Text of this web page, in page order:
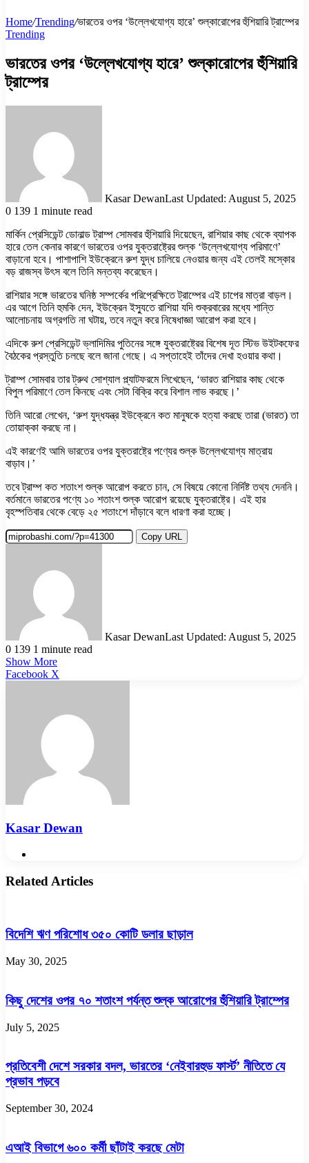
Home/Trending/ভারতের ওপর ‘উল্লেখযোগ্য হারে’ শুল্কারোপের হুঁশিয়ারি ট্রাম্পের
Trending
ভারতের ওপর ‘উল্লেখযোগ্য হারে’ শুল্কারোপের হুঁশিয়ারি
ট্রাম্পের
Kasar DewanLast Updated: August 5, 2025
0 139 1 minute read
মার্কিন প্রেসিডেন্ট ডোনাল্ড ট্রাম্প সোমবার হুঁশিয়ারি দিয়েছেন, রাশিয়ার কাছ থেকে ব্যাপক
হারে তেল কেনার কারণে ভারতের ওপর যুক্তরাষ্ট্রের শুল্ক ‘উল্লেখযোগ্য পরিমাণে’
বাড়ানো হবে। পাশাপাশি ইউক্রেনে রুশ যুদ্ধ চালিয়ে নেওয়ার জন্য এই তেলই মস্কোর
বড় রাজস্ব উৎস বলে তিনি মন্তব্য করেছেন।
রাশিয়ার সঙ্গে ভারতের ঘনিষ্ঠ সম্পর্কের পরিপ্রেক্ষিতে ট্রাম্পের এই চাপের মাত্রা বাড়ল।
এর আগে তিনি হুমকি দেন, ইউক্রেন ইস্যুতে রাশিয়া যদি শুক্রবারের মধ্যে শান্তি
আলোচনায় অগ্রগতি না ঘটায়, তবে নতুন করে নিষেধাজ্ঞা আরোপ করা হবে।
এদিকে রুশ প্রেসিডেন্ট ভ্লাদিমির পুতিনের সঙ্গে যুক্তরাষ্ট্রের বিশেষ দূত স্টিভ উইটকফের
বৈঠকের প্রস্তুতি চলছে বলে জানা গেছে। এ সপ্তাহেই তাঁদের দেখা হওয়ার কথা।
ট্রাম্প সোমবার তার ট্রুথ সোশ্যাল প্ল্যাটফরমে লিখেছেন, ‘ভারত রাশিয়ার কাছ থেকে
বিপুল পরিমাণে তেল কিনছে এবং সেটা বিক্রি করে বিশাল লাভ করছে।’
তিনি আরো লেখেন, ‘রুশ যুদ্ধযন্ত্র ইউক্রেনে কত মানুষকে হত্যা করছে তারা (ভারত) তা
তোয়াক্কা করছে না।
এই কারণেই আমি ভারতের ওপর যুক্তরাষ্ট্রে পণ্যের শুল্ক উল্লেখযোগ্য মাত্রায়
বাড়াব।’
তবে ট্রাম্প কত শতাংশ শুল্ক আরোপ করতে চান, সে বিষয়ে কোনো নির্দিষ্ট তথ্য দেননি।
বর্তমানে ভারতের পণ্যে ১০ শতাংশ শুল্ক আরোপ রয়েছে যুক্তরাষ্ট্রে। এই হার
বৃহস্পতিবার থেকে বেড়ে ২৫ শতাংশে দাঁড়াবে বলে ধারণা করা হচ্ছে।
Copy URL
Kasar DewanLast Updated: August 5, 2025
0 139 1 minute read
Show More
Facebook X
Kasar Dewan
Related Articles
বিদেশি ঋণ পরিশোধ ৩৫০ কোটি ডলার ছাড়াল
May 30, 2025
কিছু দেশের ওপর ৭০ শতাংশ পর্যন্ত শুল্ক আরোপের হুঁশিয়ারি ট্রাম্পের
July 5, 2025
প্রতিবেশী দেশে সরকার বদল, ভারতের ‘নেইবারহুড ফার্স্ট’ নীতিতে যে
প্রভাব পড়বে
September 30, 2024
এআই বিভাগে ৬০০ কর্মী ছাঁটাই করছে মেটা